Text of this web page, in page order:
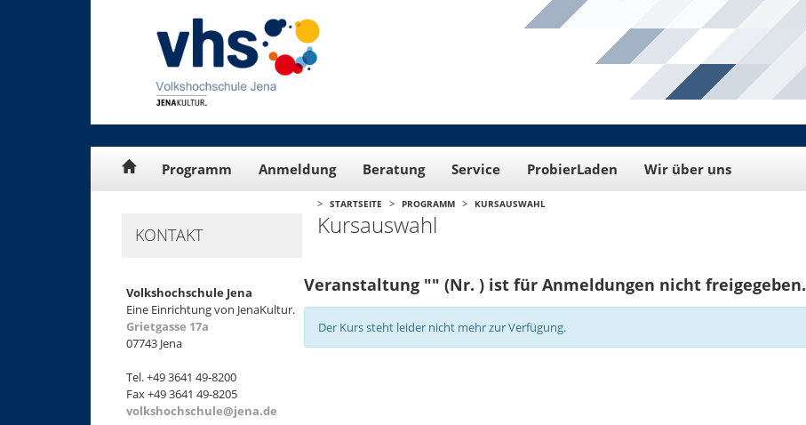
Programm Anmeldung Beratung Service ProbierLaden Wir über uns
KONTAKT
Volkshochschule Jena
Eine Einrichtung von JenaKultur.
Grietgasse 17a
07743 Jena
Tel. +49 3641 49-8200
Fax +49 3641 49-8205
volkshochschule@jena.de
> STARTSEITE > PROGRAMM > KURSAUSWAHL
Kursauswahl
Veranstaltung "" (Nr. ) ist für Anmeldungen nicht freigegeben.
Der Kurs steht leider nicht mehr zur Verfügung.